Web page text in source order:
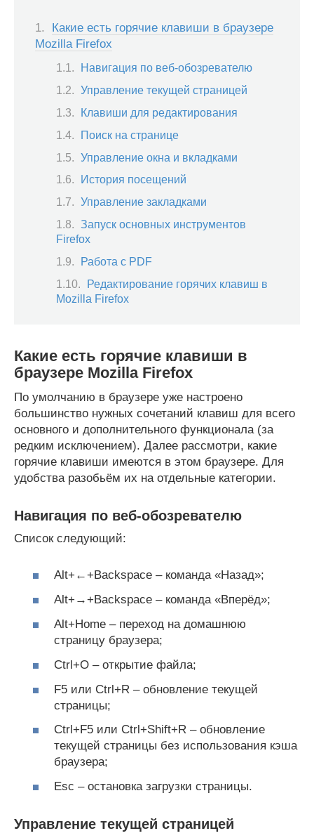
Какие есть горячие клавиши в браузере
Mozilla Firefox
Навигация по веб-обозревателю
Управление текущей страницей
Клавиши для редактирования
Поиск на странице
Управление окна и вкладками
История посещений
Управление закладками
Запуск основных инструментов
Firefox
Работа с PDF
Редактирование горячих клавиш в
Mozilla Firefox
Какие есть горячие клавиши в
браузере Mozilla Firefox
По умолчанию в браузере уже настроено
большинство нужных сочетаний клавиш для всего
основного и дополнительного функционала (за
редким исключением). Далее рассмотри, какие
горячие клавиши имеются в этом браузере. Для
удобства разобьём их на отдельные категории.
Навигация по веб-обозревателю
Список следующий:
Alt+←+Backspace – команда «Назад»;
Alt+→+Backspace – команда «Вперёд»;
Alt+Home – переход на домашнюю
страницу браузера;
Ctrl+O – открытие файла;
F5 или Ctrl+R – обновление текущей
страницы;
Ctrl+F5 или Ctrl+Shift+R – обновление
текущей страницы без использования кэша
браузера;
Esc – остановка загрузки страницы.
Управление текущей страницей